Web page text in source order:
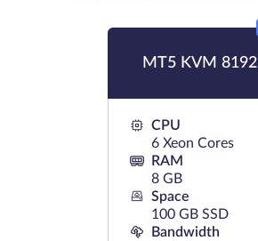
MT5 KVM 8192
CPU
6 Xeon Cores
RAM
8 GB
Space
100 GB SSD
Bandwidth